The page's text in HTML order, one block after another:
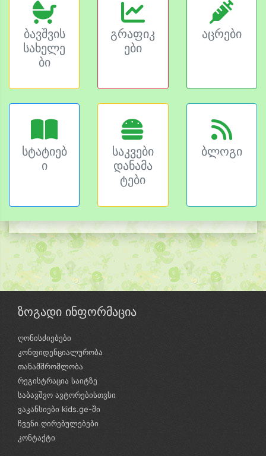
ბავშვის
სახელე
ბი
გრაფიკ
ები
აცრები
სტატიებ
ი
საკვები
დანამა
ტები
ბლოგი
ზოგადი ინფორმაცია
ღონისძიებები
კონფიდენციალურობა
თანამშრომლობა
რეგისტრაცია საიტზე
საბავშვო ავტორებისთვსი
ვაკანსიები kids.ge-ში
ჩვენი ღირებულებები
კონტაქტი